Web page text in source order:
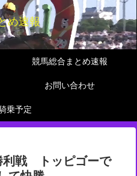
め速報
競馬総合まとめ速報
お問い合わせ
乗予定
利戦 トッピゴーで